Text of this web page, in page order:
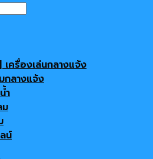
ครื่องเล่นกลางแจ้ง
กลางแจ้ง
ำ
ม
น์